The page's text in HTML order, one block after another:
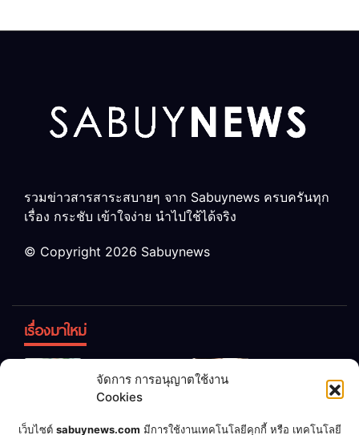
จัดการ การอนุญาตใช้งาน
Cookies
เว็บไซต์ sabuynews.com มีการใช้งานเทคโนโลยีคุกกี้ หรือ เทคโนโลยี
รวมข่าวสารสาระสบายๆ จาก Sabuynews ครบครันทุก
เรื่อง กระชับ เข้าใจง่าย นำไปใช้ได้จริง
© Copyright 2026 Sabuynews
เรื่องมาใหม่
ทิ้ง! เปลี่ยน
เป็น “ปุ๋ย
จุลินทรีย์”
หญิง 12 ขวบ
แต่งงานกับ
เชื่อพ่อแล้ว เจ้าของคาร์